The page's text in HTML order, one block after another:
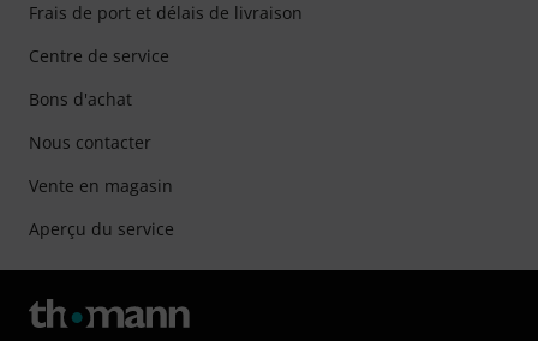
Frais de port et délais de livraison
Centre de service
Bons d'achat
Nous contacter
Vente en magasin
Aperçu du service